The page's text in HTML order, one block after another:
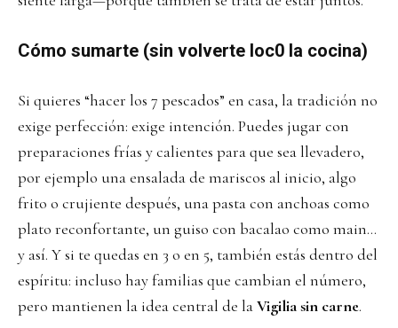
Cómo sumarte (sin volverte loc0 la cocina)
Si quieres “hacer los 7 pescados” en casa, la tradición no
exige perfección: exige intención. Puedes jugar con
preparaciones frías y calientes para que sea llevadero,
por ejemplo una ensalada de mariscos al inicio, algo
frito o crujiente después, una pasta con anchoas como
plato reconfortante, un guiso con bacalao como main…
y así. Y si te quedas en 3 o en 5, también estás dentro del
espíritu: incluso hay familias que cambian el número,
pero mantienen la idea central de laVigilia sin carne.